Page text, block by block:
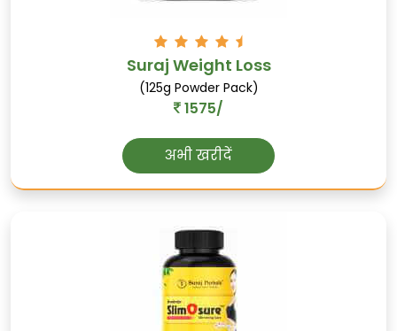
को बढ़ाता है, और स्थामित्व को बढ़ाता है।
पुरुष प्रजनन स्वास्थ्य का समर्थन करती है,
वीर्यावर्धक के रूप में कार्य करती है, और शक्तिशाली
Suraj Weight Loss
(125g Powder Pack)
1575/
अभी खरीदें